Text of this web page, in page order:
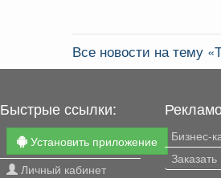
Все новости на тему
Быстрые ссылки:
Установить приложение
Личный кабинет
Бизнес-